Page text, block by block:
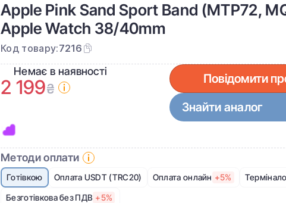
Apple Pink Sand Sport Band (MTP72,
Apple Watch 38/40mm
Код товару:7216
Немає в наявності
2 199₴
Повідомити
Знайти аналог
Методи оплати
Готівкою Оплата USDT (TRC20) Оплата онлайн +5%
Безготівкова без ПДВ +5%